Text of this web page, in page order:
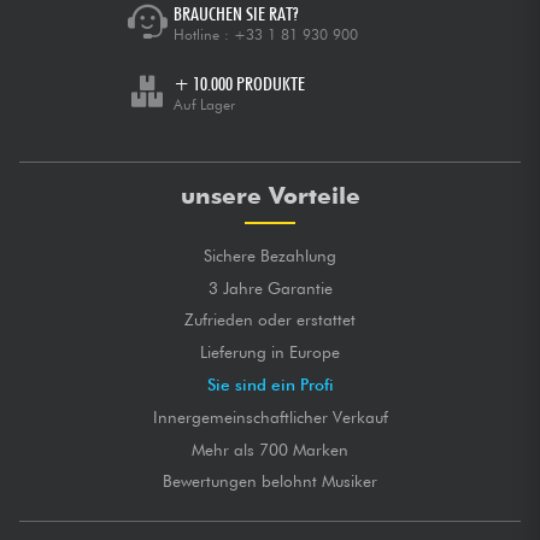
BRAUCHEN SIE RAT?
Hotline : +33 1 81 930 900
+ 10.000 PRODUKTE
Auf Lager
unsere Vorteile
Sichere Bezahlung
3 Jahre Garantie
Zufrieden oder erstattet
Lieferung in Europe
Sie sind ein Profi
Innergemeinschaftlicher Verkauf
Mehr als 700 Marken
Bewertungen belohnt Musiker